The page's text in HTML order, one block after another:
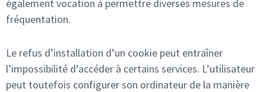
également vocation à permettre diverses mesures de
fréquentation.
Le refus d’installation d’un cookie peut entraîner
l’impossibilité d’accéder à certains services. L’utilisateur
peut toutefois configurer son ordinateur de la manière